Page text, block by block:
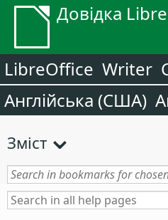
Довідка
LibreOffice Writer
Англійська (США)
Зміст